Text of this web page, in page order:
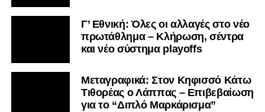
Γ’ Εθνική: Όλες οι αλλαγές στο νέο
πρωτάθλημα – Κλήρωση, σέντρα
και νέο σύστημα playoffs
Μεταγραφικά: Στον Κηφισσό Κάτω
Τιθορέας ο Λάππας – Επιβεβαίωση
για το “Διπλό Μαρκάρισμα”